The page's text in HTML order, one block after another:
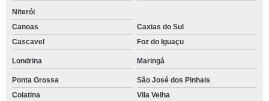
Niterói
Canoas
Caxias do Sul
Cascavel
Foz do Iguaçu
Londrina Maringá
Ponta Grossa
São José dos Pinhais
Colatina
Vila Velha